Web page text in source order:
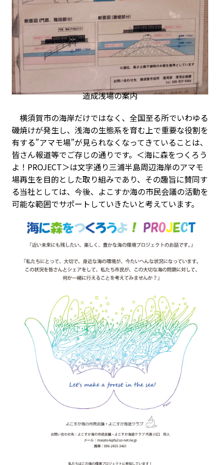
造成浅場の案内
横須賀市の海岸だけではなく、全国至る所でいわゆる
磯焼けが発生し、浅海の生態系を育む上で重要な役割を
有する”アマモ場”が見られなくなってきていることは、
皆さん報道等でご存じの通りです。＜海に森をつくろう
よ！PROJECT＞は文字通り三浦半島周辺海岸のアマモ
場再生を目的とした取り組みであり、その趣旨に賛同す
る当社としては、今後、よこすか海の市民会議の活動を
可能な範囲でサポートしていきたいと考えています。